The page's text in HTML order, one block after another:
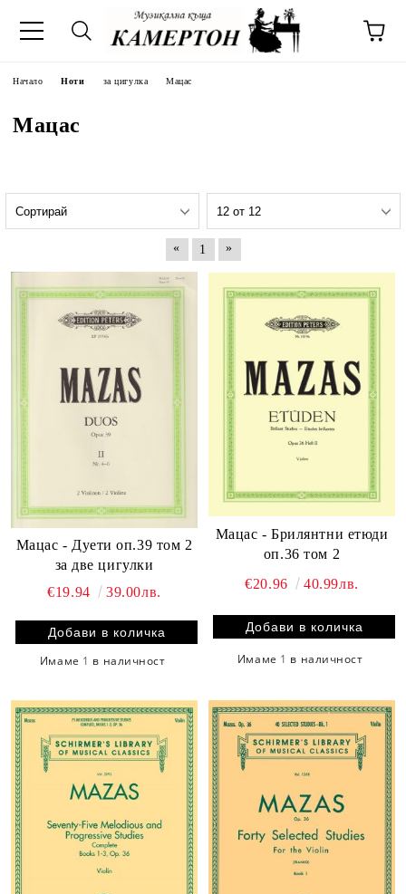
Начало Ноти за цигулка Мацас
Мацас
« 1 »
Мацас - Дуети оп.39 том 2
за две цигулки
€19.94
39.00лв.
Имаме 1 в наличност
Мацас - Брилянтни етюди
оп.36 том 2
€20.96
40.99лв.
Имаме 1 в наличност